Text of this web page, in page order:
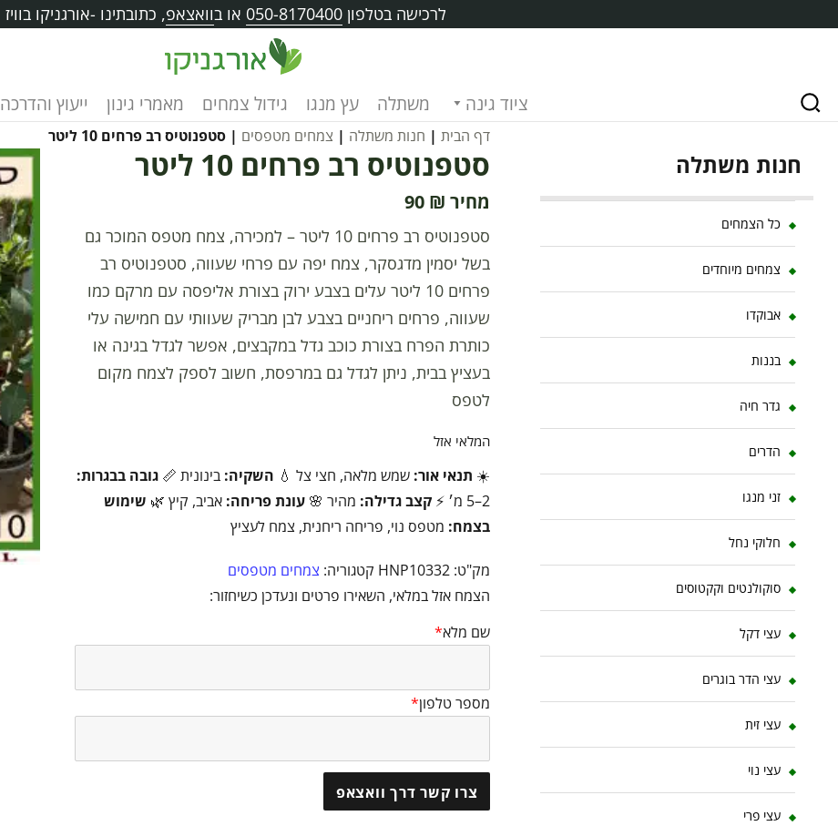
לרכישה בטלפון 050-8170400 או בוואצאפ, כתובתינו -אורגניקו בוויז
ציוד גינה משתלה עץ מנגו גידול צמחים מאמרי גינון ייעוץ והדרכה
דף הבית| חנות משתלה | צמחים מטפסים | סטפנוטיס רב פרחים 10 ליטר
סטפנוטיס רב פרחים 10 ליטר
90 ₪
סטפנוטיס רב פרחים 10 ליטר – למכירה, צמח מטפס המוכר גם
בשל יסמין מדגסקר, צמח יפה עם פרחי שעווה, סטפנוטיס רב
פרחים 10 ליטר עלים בצבע ירוק בצורת אליפסה עם מרקם כמו
שעווה, פרחים ריחניים בצבע לבן מבריק שעוותי עם חמישה עלי
כותרת הפרח בצורת כוכב גדל במקבצים, אפשר לגדל בגינה או
בעציץ בבית, ניתן לגדל גם במרפסת, חשוב לספק לצמח מקום
לטפס
המלאי אזל
☀️ תנאי אור: שמש מלאה, חצי צל 💧 השקיה: בינונית 📏 גובה בבגרות:
2–5 מ׳ ⚡
קצב גדילה: מהיר 🌸 עונת פריחה: אביב, קיץ 🌿 שימוש
בצמח: מטפס נוי, פריחה ריחנית, צמח לעציץ
מק"ט: HNP10332 קטגוריה: צמחים מטפסים
הצמח אזל במלאי, השאירו פרטים ונעדכן כשיחזור:
שם מלא*
מספר טלפון*
צרו קשר דרך וואצאפ
חנות משתלה
כל הצמחים
צמחים מיוחדים
אבוקדו
בננות
גדר חיה
הדרים
זני מנגו
חלוקי נחל
סוקולנטים וקקטוסים
עצי דקל
עצי הדר בוגרים
עצי זית
עצי נוי
עצי פרי